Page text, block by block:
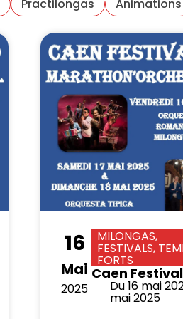
Practilongas Animations
16
Mai
2025
MILONGAS,
FESTIVALS,
FORTS
Caen
Du 16 mai
mai 2025